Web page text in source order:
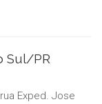
Sul/PR
Exped. Jose